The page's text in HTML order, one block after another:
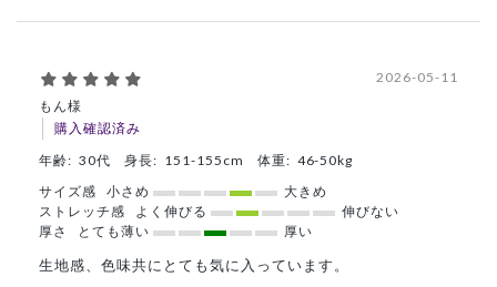
もん様
購入確認済み
2026-05-11
年齢: 30代 身長: 151-155cm 体重: 46-50kg
サイズ感
小さめ
大きめ
ストレッチ感
よく伸びる
伸びない
厚さ
とても薄い 厚い
生地感、色味共にとても気に入っています。